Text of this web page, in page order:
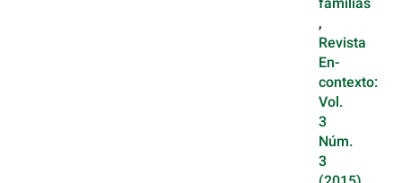
,
Revista
En-
contexto:
Vol.
3
Núm.
3